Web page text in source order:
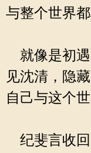
与整个世界都
就像是初遇
见沈清，隐
自己与这个世
纪斐言收回